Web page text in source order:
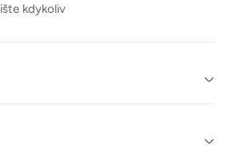
kdykoliv